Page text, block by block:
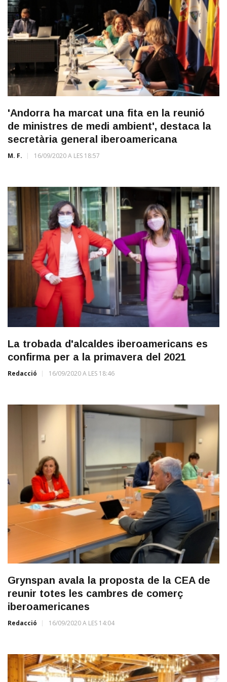
'Andorra ha marcat una fita en la reunió
de ministres de medi ambient', destaca la
secretària general iberoamericana
M. F. 16/09/2020 A LES 18:57
La trobada d'alcaldes iberoamericans es
confirma per a la primavera del 2021
Redacció 16/09/2020 A LES 18:46
Grynspan avala la proposta de la CEA de
reunir totes les cambres de comerç
iberoamericanes
Redacció 16/09/2020 A LES 14:04